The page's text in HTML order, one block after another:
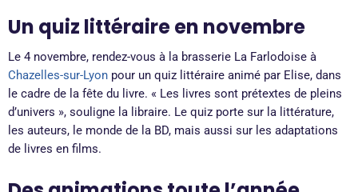
Un quiz littéraire en novembre
Le 4 novembre, rendez-vous à la brasserie La Farlodoise à
Chazelles-sur-Lyon pour un quiz littéraire animé par Elise, dans
le cadre de la fête du livre. « Les livres sont prétextes de pleins
d’univers », souligne la libraire. Le quiz porte sur la littérature,
les auteurs, le monde de la BD, mais aussi sur les adaptations
de livres en films.